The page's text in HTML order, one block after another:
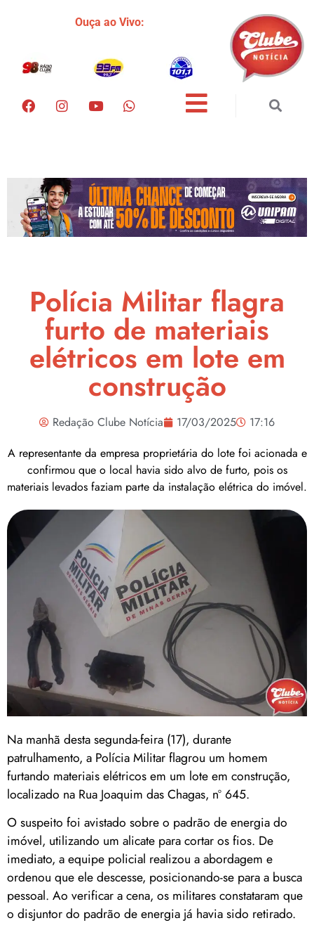
Ouça ao Vivo:
Polícia Militar flagra
furto de materiais
elétricos em lote em
construção
Redação Clube Notícia 17/03/2025
17:16
A representante da empresa proprietária do lote foi acionada e
confirmou que o local havia sido alvo de furto, pois os
materiais levados faziam parte da instalação elétrica do imóvel.
Na manhã desta segunda-feira (17), durante
patrulhamento, a Polícia Militar flagrou um homem
furtando materiais elétricos em um lote em construção,
localizado na Rua Joaquim das Chagas, nº 645.
O suspeito foi avistado sobre o padrão de energia do
imóvel, utilizando um alicate para cortar os fios. De
imediato, a equipe policial realizou a abordagem e
ordenou que ele descesse, posicionando-se para a busca
pessoal. Ao verificar a cena, os militares constataram que
o disjuntor do padrão de energia já havia sido retirado.